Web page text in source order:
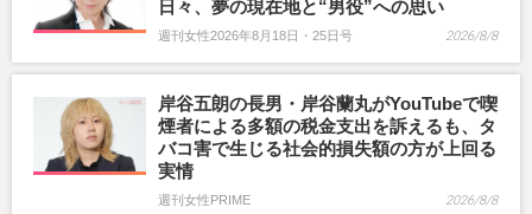
日々、夢の現在地と“男役”への思い
週刊女性2026年8月18日・25日号 2026/8/8
岸谷五朗の長男・岸谷蘭丸がYouTubeで喫
煙者による多額の税金支出を訴えるも、タ
バコ害で生じる社会的損失額の方が上回る
実情
週刊女性PRIME 2026/8/8